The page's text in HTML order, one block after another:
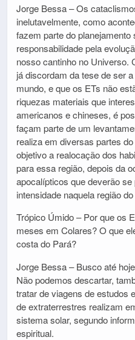
Jorge Bessa – Os
inelutavelmente, como
fazem parte do
responsabilidade pela
nosso cantinho no Universo.
já discordam da tese de ser
mundo, e que os ETs não
riquezas materiais que
americanos e chineses, é
façam parte de um
realiza em diversas partes
objetivo a realocação dos
para essa região, depois da
apocalípticos que deverão
intensidade naquela região
Trópico Úmido – Por que os
meses em Colares? O que
costa do Pará?
Jorge Bessa – Busco até
Não podemos descartar,
tratar de viagens de estudos
de extraterrestres realizam
sistema solar, segundo
espiritual.